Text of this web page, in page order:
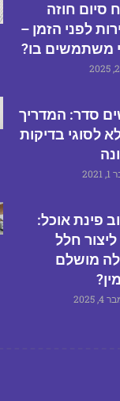
סיום חוזה
לפני הזמן –
משתמשים בו?
סדר: המדריך
לסוגי בדיקות
פינת אוכל:
ליצור חלל
מושלם
2025